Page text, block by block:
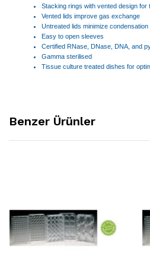
Stacking rings with vented design for
Vented lids improve gas exchange
Untreated lids minimize condensation
Easy to open sleeves
Certified RNase, DNase, DNA, and
Gamma sterilised
Tissue culture treated dishes for
Benzer Ürünler